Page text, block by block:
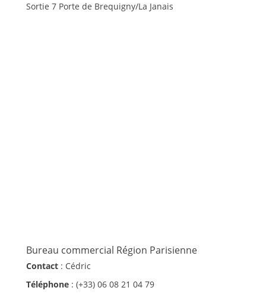
Sortie 7 Porte de Brequigny/La Janais
Bureau commercial Région Parisienne
Contact : Cédric
Téléphone : (+33) 06 08 21 04 79